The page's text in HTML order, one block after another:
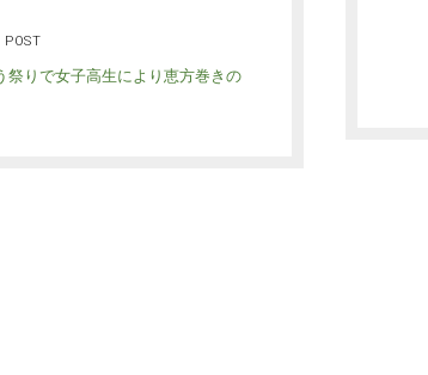
POST
祭りで女子高生により恵方巻きの